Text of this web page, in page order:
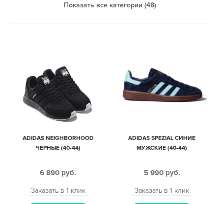
Показать все категории (48)
ADIDAS NEIGHBORHOOD
ЧЕРНЫЕ (40-44)
6 890 руб.
Заказать в 1 клик
ADIDAS SPEZIAL СИНИЕ
МУЖСКИЕ (40-44)
5 990 руб.
Заказать в 1 клик